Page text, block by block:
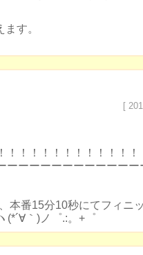
す。
[
！！！！！！！！！！！
ーーーーーーーーーーーー
番15分10秒にてフィニ
(*´∀｀)ノ゜.:。+゜